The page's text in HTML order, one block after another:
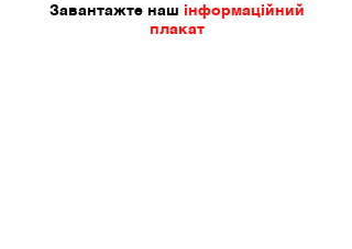
Завантажте наш інформаційний
плакат